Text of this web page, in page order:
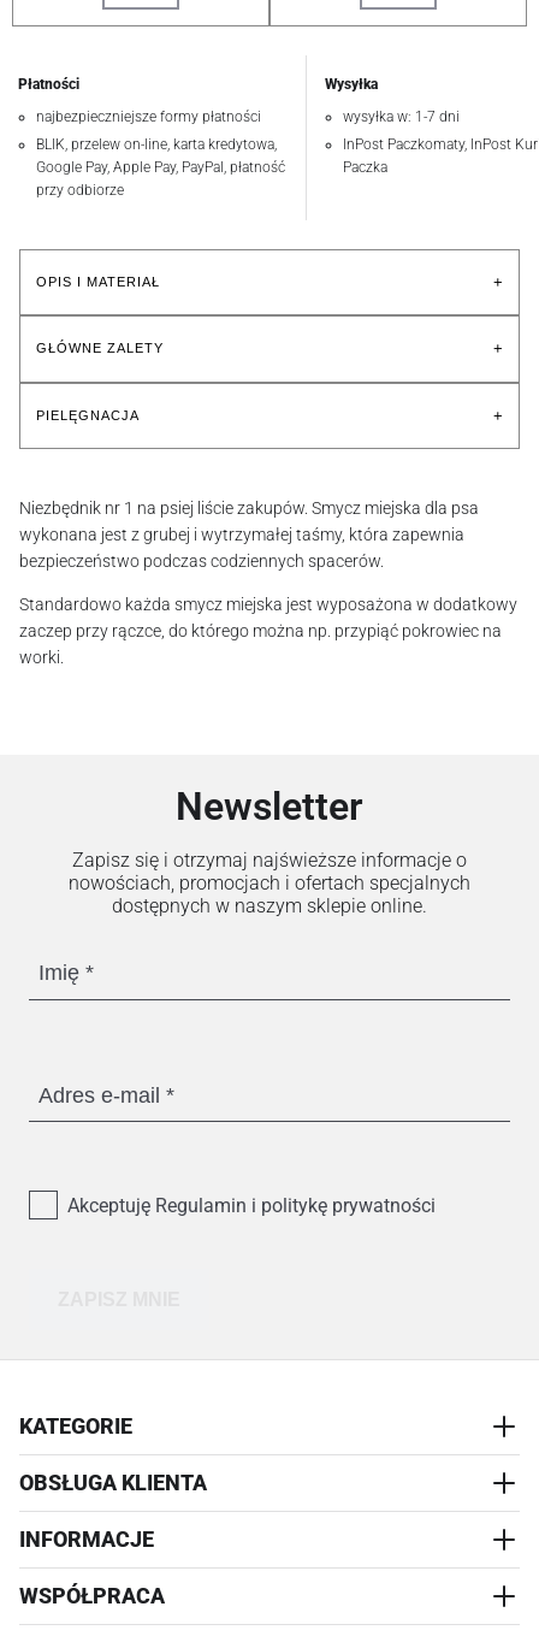
Płatności
najbezpieczniejsze formy płatności
BLIK, przelew on-line, karta kredytowa,
Google Pay, Apple Pay, PayPal, płatność
przy odbiorze
Wysyłka
wysyłka w: 1-7 dni
InPost Paczkomaty, InPost
Paczka
OPIS I MATERIAŁ +
GŁÓWNE ZALETY +
PIELĘGNACJA +
Niezbędnik nr 1 na psiej liście zakupów. Smycz miejska dla psa
wykonana jest z grubej i wytrzymałej taśmy, która zapewnia
bezpieczeństwo podczas codziennych spacerów.
Standardowo każda smycz miejska jest wyposażona w dodatkowy
zaczep przy rączce, do którego można np. przypiąć pokrowiec na
worki.
Newsletter
Zapisz się i otrzymaj najświeższe informacje o
nowościach, promocjach i ofertach specjalnych
dostępnych w naszym sklepie online.
Imię
Adres e-mail
Akceptuję Regulamin i politykę prywatności
KATEGORIE
AKCESORIA
WYPRZEDAŻ
OBSŁUGA KLIENTA
REALIZACJA I WYSYŁKA
WYMIANA
INFORMACJE
KONTAKT
WSPÓŁPRACA